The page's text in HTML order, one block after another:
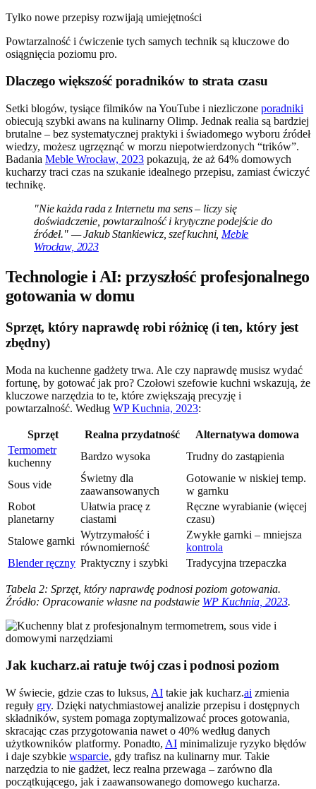
Tylko nowe przepisy rozwijają umiejętności
Powtarzalność i ćwiczenie tych samych technik są kluczowe do
osiągnięcia poziomu pro.
Dlaczego większość poradników to strata czasu
Setki blogów, tysiące filmików na YouTube i niezliczone poradniki
obiecują szybki awans na kulinarny Olimp. Jednak realia są bardziej
brutalne – bez systematycznej praktyki i świadomego wyboru źródeł
wiedzy, możesz ugrzęznąć w morzu niepotwierdzonych “trików”.
Badania Meble Wrocław, 2023 pokazują, że aż 64% domowych
kucharzy traci czas na szukanie idealnego przepisu, zamiast ćwiczyć
technikę.
"Nie każda rada z Internetu ma sens – liczy się
doświadczenie, powtarzalność i krytyczne podejście do
źródeł." — Jakub Stankiewicz, szef kuchni, Meble
Wrocław, 2023
Technologie i AI: przyszłość profesjonalnego
gotowania w domu
Sprzęt, który naprawdę robi różnicę (i ten, który jest
zbędny)
Moda na kuchenne gadżety trwa. Ale czy naprawdę musisz wydać
fortunę, by gotować jak pro? Czołowi szefowie kuchni wskazują, że
kluczowe narzędzia to te, które zwiększają precyzję i
powtarzalność. Według WP Kuchnia, 2023:
Sprzęt Realna przydatność
Alternatywa domowa
Termometr
kuchenny
Bardzo wysoka Trudny do zastąpienia
Sous vide
Świetny dla
zaawansowanych
Gotowanie w niskiej temp.
w garnku
Robot
planetarny
Ułatwia pracę z
ciastami
Ręczne wyrabianie (więcej
czasu)
Stalowe garnki
Wytrzymałość i
równomierność
Zwykłe garnki – mniejsza
kontrola
Blender ręczny Praktyczny i szybki Tradycyjna trzepaczka
Tabela 2: Sprzęt, który naprawdę podnosi poziom gotowania.
Źródło: Opracowanie własne na podstawie WP Kuchnia, 2023.
Jak kucharz.ai ratuje twój czas i podnosi poziom
W świecie, gdzie czas to luksus, AI takie jak kucharz.ai zmienia
reguły gry. Dzięki natychmiastowej analizie przepisu i dostępnych
składników, system pomaga zoptymalizować proces gotowania,
skracając czas przygotowania nawet o 40% według danych
użytkowników platformy. Ponadto, AI minimalizuje ryzyko błędów
i daje szybkie wsparcie, gdy trafisz na kulinarny mur. Takie
narzędzia to nie gadżet, lecz realna przewaga – zarówno dla
początkującego, jak i zaawansowanego domowego kucharza.